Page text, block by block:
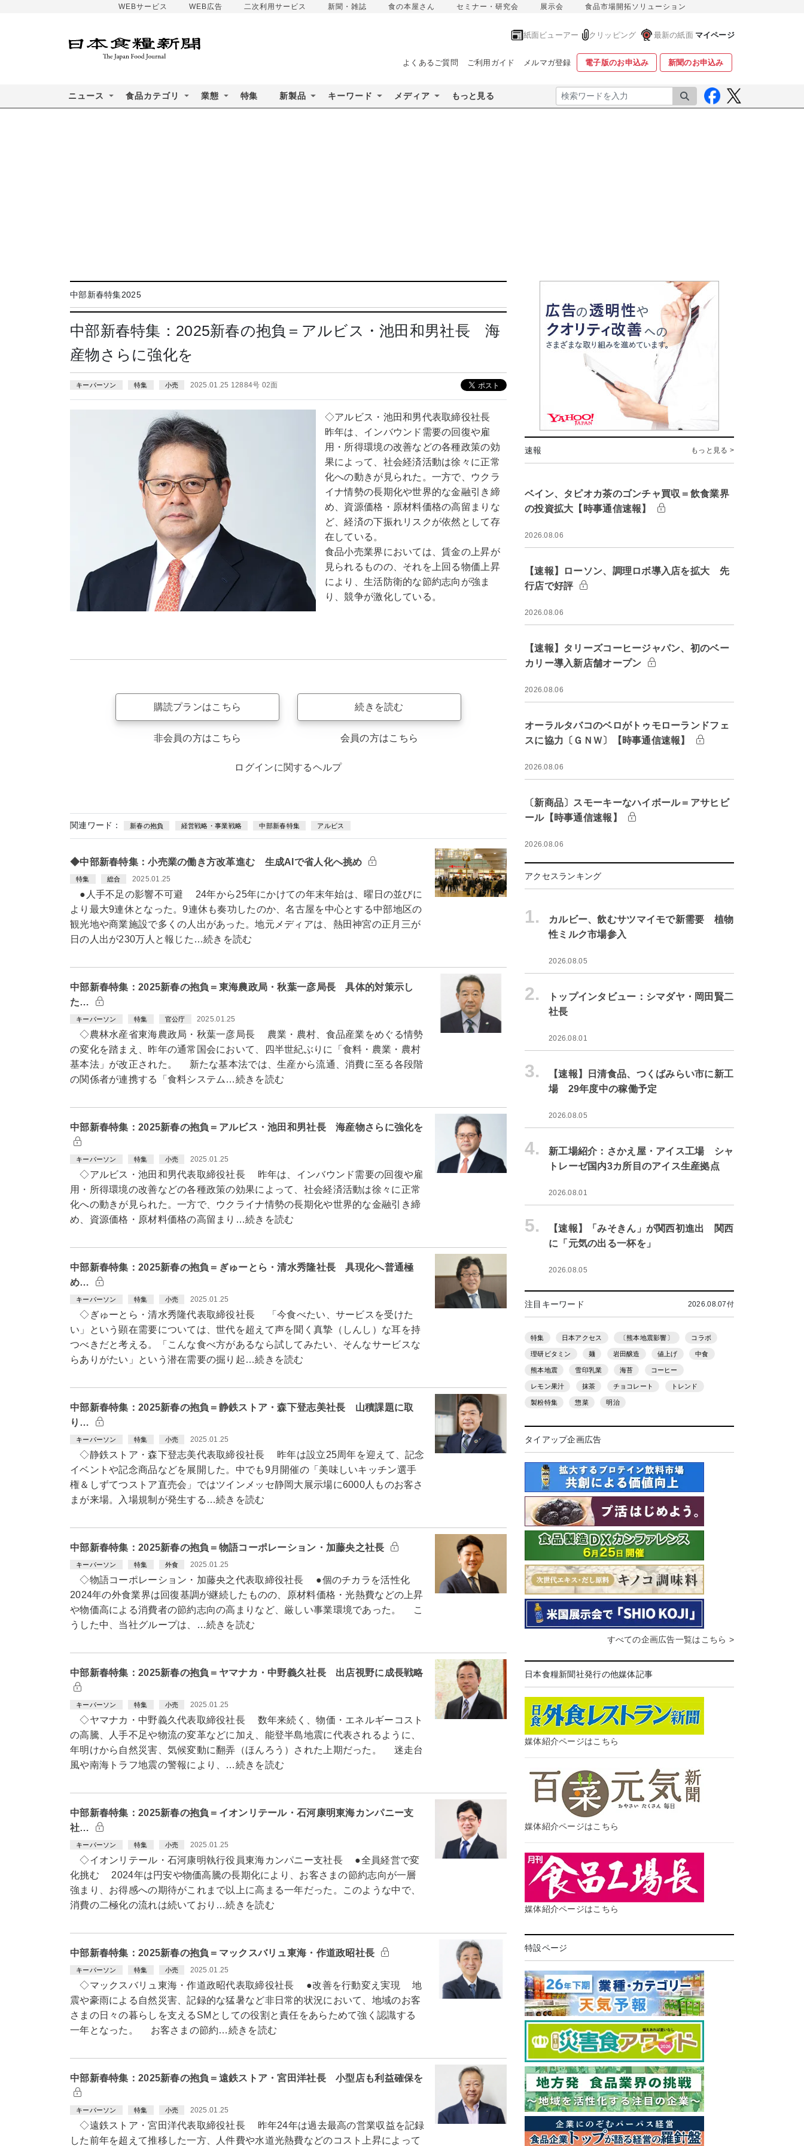
WEBサービス WEB広告 二次利用サービス 新聞・雑誌 食の本屋さん セミナー・研究会 展示会 食品市場開拓ソリューション
紙面ビューアー クリッピング 最新の紙面 マイページ
よくあるご質問 ご利用ガイド メルマガ登録 電子版のお申込み 新聞のお申込み
ニュース 食品カテゴリ 業態 特集 新製品 キーワード メディア もっと見る 検索
中部新春特集2025
中部新春特集：2025新春の抱負＝アルビス・池田和男社長 海
産物さらに強化を
キーパーソン 特集 小売 2025.01.25 12884号 02面
◇アルビス・池田和男代表取締役社長
昨年は、インバウンド需要の回復や雇
用・所得環境の改善などの各種政策の効
果によって、社会経済活動は徐々に正常
化への動きが見られた。一方で、ウクラ
イナ情勢の長期化や世界的な金融引き締
め、資源価格・原材料価格の高留まりな
ど、経済の下振れリスクが依然として存
在している。
食品小売業界においては、賃金の上昇が
見られるものの、それを上回る物価上昇
により、生活防衛的な節約志向が強ま
り、競争が激化している。
購読プランはこちら
非会員の方はこちら
続きを読む
会員の方はこちら
ログインに関するヘルプ
関連ワード： 新春の抱負 経営戦略・事業戦略 中部新春特集 アルビス
◆中部新春特集：小売業の働き方改革進む 生成AIで省人化へ挑め
特集 総合 2025.01.25
●人手不足の影響不可避 24年から25年にかけての年末年始は、曜日の並びに
より最大9連休となった。9連休も奏功したのか、名古屋を中心とする中部地区の
観光地や商業施設で多くの人出があった。地元メディアは、熱田神宮の正月三が
日の人出が230万人と報じた…続きを読む
中部新春特集：2025新春の抱負＝東海農政局・秋葉一彦局長 具体的対策示し
た…
キーパーソン 特集 官公庁 2025.01.25
◇農林水産省東海農政局・秋葉一彦局長 農業・農村、食品産業をめぐる情勢
の変化を踏まえ、昨年の通常国会において、四半世紀ぶりに「食料・農業・農村
基本法」が改正された。 新たな基本法では、生産から流通、消費に至る各段階
の関係者が連携する「食料システム…続きを読む
中部新春特集：2025新春の抱負＝アルビス・池田和男社長 海産物さらに強化を
キーパーソン 特集 小売 2025.01.25
◇アルビス・池田和男代表取締役社長 昨年は、インバウンド需要の回復や雇
用・所得環境の改善などの各種政策の効果によって、社会経済活動は徐々に正常
化への動きが見られた。一方で、ウクライナ情勢の長期化や世界的な金融引き締
め、資源価格・原材料価格の高留まり…続きを読む
中部新春特集：2025新春の抱負＝ぎゅーとら・清水秀隆社長 具現化へ普通極
め…
キーパーソン 特集 小売 2025.01.25
◇ぎゅーとら・清水秀隆代表取締役社長 「今食べたい、サービスを受けた
い」という顕在需要については、世代を超えて声を聞く真摯（しんし）な耳を持
つべきだと考える。「こんな食べ方があるなら試してみたい、そんなサービスな
らありがたい」という潜在需要の掘り起…続きを読む
中部新春特集：2025新春の抱負＝静鉄ストア・森下登志美社長 山積課題に取
り…
キーパーソン 特集 小売 2025.01.25
◇静鉄ストア・森下登志美代表取締役社長 昨年は設立25周年を迎えて、記念
イベントや記念商品などを展開した。中でも9月開催の「美味しいキッチン選手
権＆しずてつストア直売会」ではツインメッセ静岡大展示場に6000人ものお客さ
まが来場。入場規制が発生する…続きを読む
中部新春特集：2025新春の抱負＝物語コーポレーション・加藤央之社長
キーパーソン 特集 外食 2025.01.25
◇物語コーポレーション・加藤央之代表取締役社長 ●個のチカラを活性化
2024年の外食業界は回復基調が継続したものの、原材料価格・光熱費などの上昇
や物価高による消費者の節約志向の高まりなど、厳しい事業環境であった。 こ
うした中、当社グループは、…続きを読む
中部新春特集：2025新春の抱負＝ヤマナカ・中野義久社長 出店視野に成長戦略
キーパーソン 特集 小売 2025.01.25
◇ヤマナカ・中野義久代表取締役社長 数年来続く、物価・エネルギーコスト
の高騰、人手不足や物流の変革などに加え、能登半島地震に代表されるように、
年明けから自然災害、気候変動に翻弄（ほんろう）された上期だった。 迷走台
風や南海トラフ地震の警報により、…続きを読む
中部新春特集：2025新春の抱負＝イオンリテール・石河康明東海カンパニー支
社…
キーパーソン 特集 小売 2025.01.25
◇イオンリテール・石河康明執行役員東海カンパニー支社長 ●全員経営で変
化挑む 2024年は円安や物価高騰の長期化により、お客さまの節約志向が一層
強まり、お得感への期待がこれまで以上に高まる一年だった。このような中で、
消費の二極化の流れは続いており…続きを読む
中部新春特集：2025新春の抱負＝マックスバリュ東海・作道政昭社長
キーパーソン 特集 小売 2025.01.25
◇マックスバリュ東海・作道政昭代表取締役社長 ●改善を行動変え実現 地
震や豪雨による自然災害、記録的な猛暑など非日常的状況において、地域のお客
さまの日々の暮らしを支えるSMとしての役割と責任をあらためて強く認識する
一年となった。 お客さまの節約…続きを読む
中部新春特集：2025新春の抱負＝遠鉄ストア・宮田洋社長 小型店も利益確保を
キーパーソン 特集 小売 2025.01.25
◇遠鉄ストア・宮田洋代表取締役社長 昨年24年は過去最高の営業収益を記録
した前年を超えて推移した一方、人件費や水道光熱費などのコスト上昇によって
速報 もっと見る >
ベイン、タピオカ茶のゴンチャ買収＝飲食業界
の投資拡大【時事通信速報】
2026.08.06
【速報】ローソン、調理ロボ導入店を拡大 先
行店で好評
2026.08.06
【速報】タリーズコーヒージャパン、初のベー
カリー導入新店舗オープン
2026.08.06
オーラルタバコのベロがトゥモローランドフェ
スに協力〔ＧＮＷ〕【時事通信速報】
2026.08.06
〔新商品〕スモーキーなハイボール＝アサヒビ
ール【時事通信速報】
2026.08.06
アクセスランキング
1.
カルビー、飲むサツマイモで新需要 植物
性ミルク市場参入
2026.08.05
2.
トップインタビュー：シマダヤ・岡田賢二
社長
2026.08.01
3.
【速報】日清食品、つくばみらい市に新工
場 29年度中の稼働予定
2026.08.05
4.
新工場紹介：さかえ屋・アイス工場 シャ
トレーゼ国内3カ所目のアイス生産拠点
2026.08.01
5.
【速報】「みそきん」が関西初進出 関西
に「元気の出る一杯を」
2026.08.05
注目キーワード 2026.08.07付
特集 日本アクセス 〔熊本地震影響〕 コラボ
理研ビタミン 麺 岩田醸造 値上げ 中食
熊本地震 雪印乳業 海苔 コーヒー
レモン果汁 抹茶 チョコレート トレンド
製粉特集 惣菜 明治
タイアップ企画広告
すべての企画広告一覧はこちら >
日本食糧新聞社発行の他媒体記事
媒体紹介ページはこちら
媒体紹介ページはこちら
媒体紹介ページはこちら
特設ページ